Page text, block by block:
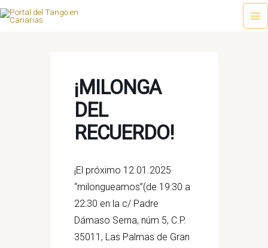
Ir
¡MILONGA
DEL
RECUERDO!
¡El próximo 12.01.2025
“milongueamos”(de 19:30 a
22:30 en la c/ Padre
Dámaso Serna, núm 5, C.P.
35011, Las Palmas de Gran